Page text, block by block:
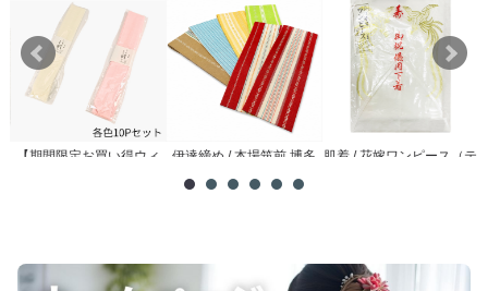
【期間限定お買い得ウィ
伊達締め / 本場筑前 博多
肌着 / 花嫁ワンピース（テ